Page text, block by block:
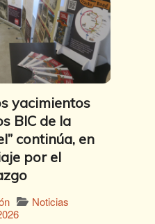
yacimientos
BIC de la
continúa, en
por el
Noticias